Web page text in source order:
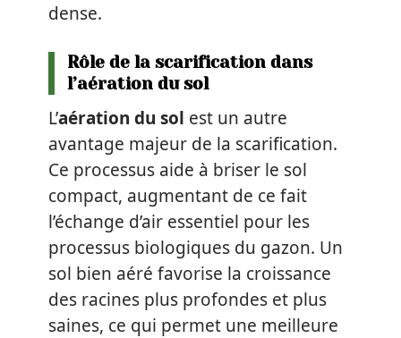
dense.
Rôle de la scarification dans
l’aération du sol
L’aération du sol est un autre
avantage majeur de la scarification.
Ce processus aide à briser le sol
compact, augmentant de ce fait
l’échange d’air essentiel pour les
processus biologiques du gazon. Un
sol bien aéré favorise la croissance
des racines plus profondes et plus
saines, ce qui permet une meilleure